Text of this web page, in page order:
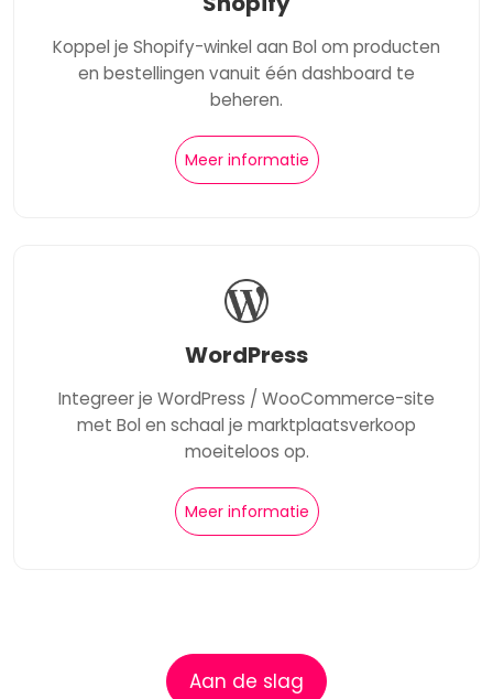
Koppel je Shopify-winkel aan Bol om producten
en bestellingen vanuit één dashboard te
beheren.
Meer informatie
WordPress
Integreer je WordPress / WooCommerce-site
met Bol en schaal je marktplaatsverkoop
moeiteloos op.
Meer informatie
Aan de slag